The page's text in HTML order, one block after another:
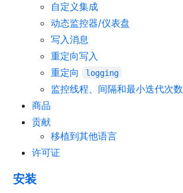
自定义集成
动态监控器/仪表盘
写入消息
重定向写入
重定向
logging
监控线程、间隔和最小迭代次数
商品
贡献
移植到其他语言
许可证
安装